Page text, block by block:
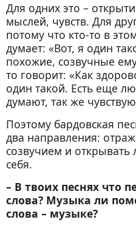
Для одних это –
мыслей, чувств. Для
потому что кто-то в
думает: «Вот, я один
похожие, созвучные
то говорит: «Как
один такой. Есть еще
думают, так же
Поэтому бардовская
два направления:
созвучием и
себя.
– В твоих песнях что
слова? Музыка ли
слова – музыке?